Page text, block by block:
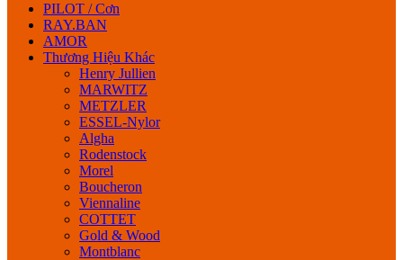
PILOT / Cơn
RAY.BAN
AMOR
Thương Hiệu Khác
Henry Jullien
MARWITZ
METZLER
ESSEL-Nylor
Algha
Rodenstock
Morel
Boucheron
Viennaline
COTTET
Gold & Wood
Montblanc